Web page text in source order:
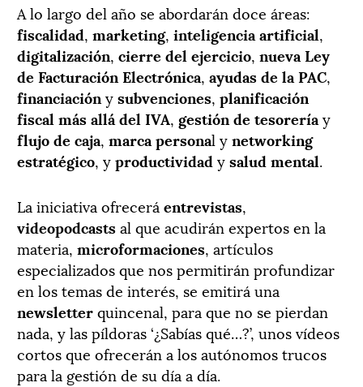
A lo largo del año se abordarán doce áreas:
fiscalidad, marketing, inteligencia artificial,
digitalización, cierre del ejercicio, nueva Ley
de Facturación Electrónica, ayudas de la PAC,
financiación ysubvenciones, planificación
fiscal más allá del IVA, gestión de tesorería y
flujo de caja, marca personal ynetworking
estratégico, yproductividad ysalud mental.
La iniciativa ofrecerá entrevistas,
videopodcastsal que acudirán expertos en la
materia, microformaciones, artículos
especializados que nos permitirán profundizar
en los temas de interés, se emitirá una
newsletterquincenal, para que no se pierdan
nada, y las píldoras ‘¿Sabías qué…?’, unos vídeos
cortos que ofrecerán a los autónomos trucos
para la gestión de su día a día.